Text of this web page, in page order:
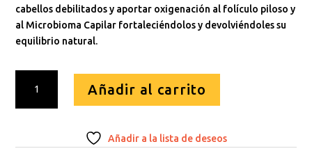
cabellos debilitados y aportar oxigenación al folículo piloso y
al Microbioma Capilar fortaleciéndolos y devolviéndoles su
equilibrio natural.
limpiadora
Caída
Añadir al carrito
Añadir a la lista de deseos